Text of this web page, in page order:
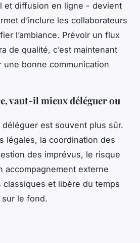
et diffusion en ligne - devient
d’inclure les collaborateurs
l’ambiance. Prévoir un flux
de qualité, c’est maintenant
bonne communication
vaut-il mieux déléguer ou
est souvent plus sûr.
légales, la coordination des
des imprévus, le risque
accompagnement externe
et libère du temps
le fond.